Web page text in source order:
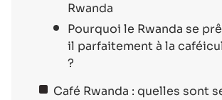
Rwanda
Pourquoi le Rwanda se
il parfaitement à la
?
Café Rwanda : quelles sont